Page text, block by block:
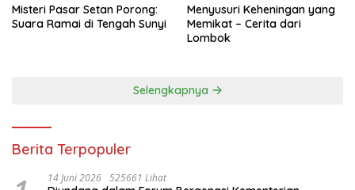
Misteri Pasar Setan Porong:
Suara Ramai di Tengah Sunyi
Menyusuri Keheningan yang
Memikat – Cerita dari
Lombok
Selengkapnya
Berita Terpopuler
14 Juni 2026 525661 Lihat